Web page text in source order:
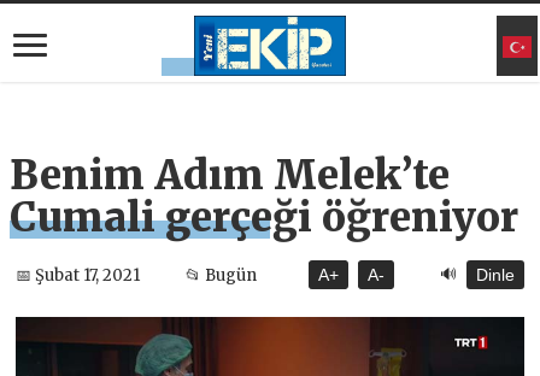
Benim Adım Melek’te
Cumali gerçeği öğreniyor
📅 Şubat 17, 2021 📂 Bugün A+ A- 🔊 Dinle